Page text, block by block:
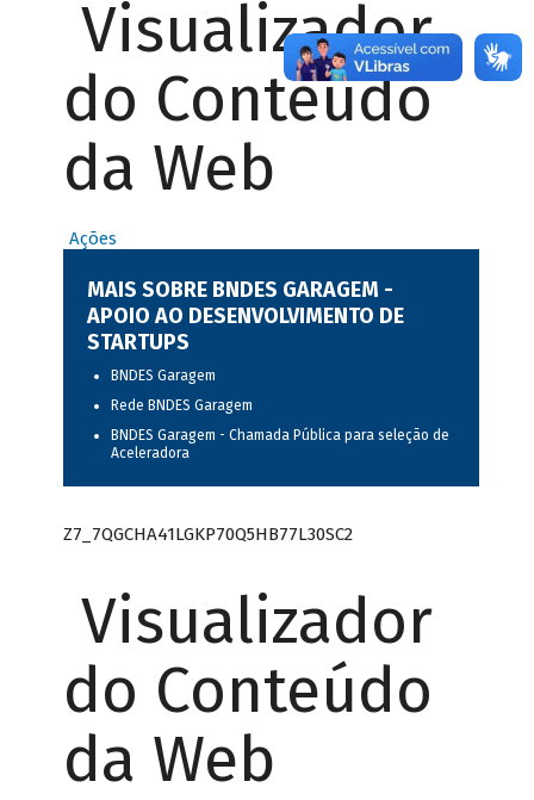
Visualizador
do Conteúdo
da Web
Ações
MAIS SOBRE BNDES GARAGEM -
APOIO AO DESENVOLVIMENTO DE
STARTUPS
BNDES Garagem
Rede BNDES Garagem
BNDES Garagem - Chamada Pública para seleção de
Aceleradora
Z7_7QGCHA41LGKP70Q5HB77L30SC2
Visualizador
do Conteúdo
da Web